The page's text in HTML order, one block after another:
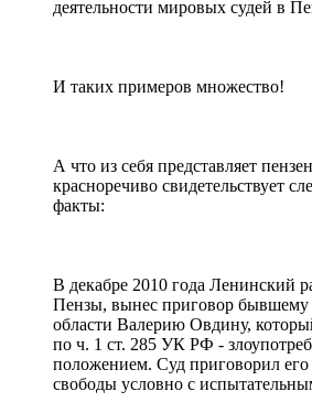
деятельности мировых судей в
И таких примеров множество!
А что из себя представляет
красноречиво свидетельствует
факты:
В декабре 2010 года Ленинский
Пензы, вынес приговор бывшему
области Валерию Овдину,
по ч. 1 ст. 285 УК РФ -
положением. Суд приговорил
свободы условно с